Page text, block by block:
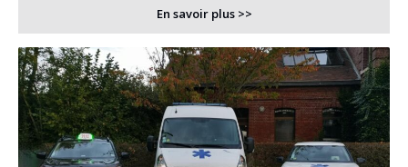
En savoir plus >>